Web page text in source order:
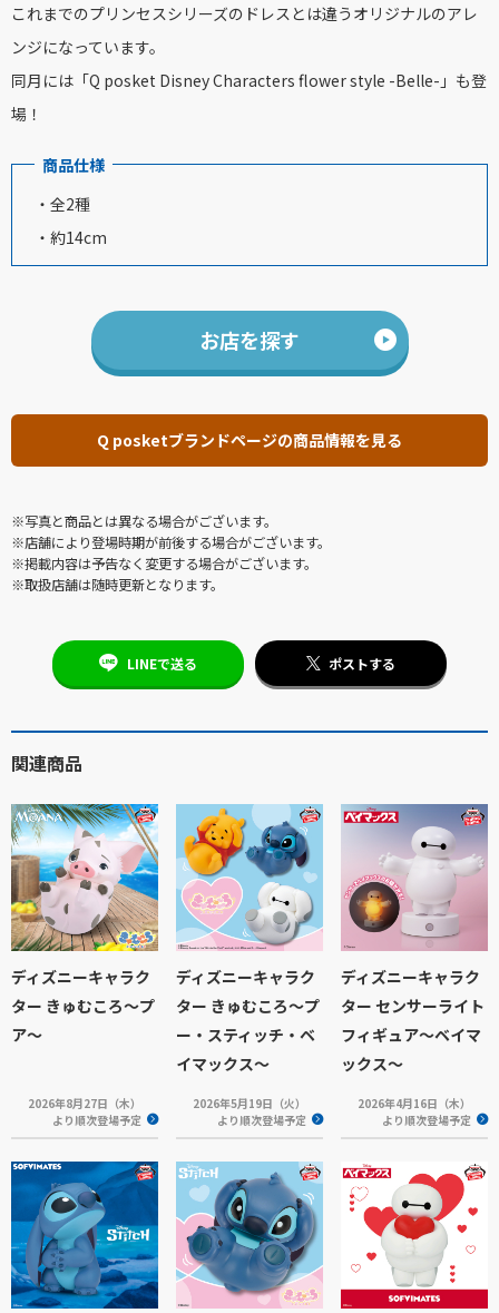
これまでのプリンセスシリーズのドレスとは違うオリジナルのアレ
ンジになっています。
同月には「Q posket Disney Characters flower style -Belle-」も登
場！
商品仕様
・全2種
・約14cm
お店を探す
Q posketブランドページの商品情報を見る
※写真と商品とは異なる場合がございます。
※店舗により登場時期が前後する場合がございます。
※掲載内容は予告なく変更する場合がございます。
※取扱店舗は随時更新となります。
LINEで送る ポストする
関連商品
ディズニーキャラク
ター きゅむころ～プ
ア～
2026年8月27日（木）
より順次登場予定
ディズニーキャラク
ター きゅむころ～プ
ー・スティッチ・ベ
イマックス～
2026年5月19日（火）
より順次登場予定
ディズニーキャラク
ター センサーライト
フィギュア～ベイマ
ックス～
2026年4月16日（木）
より順次登場予定